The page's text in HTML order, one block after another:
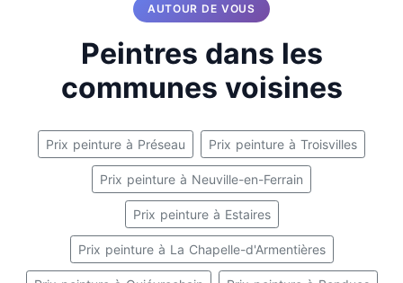
AUTOUR DE VOUS
Peintres dans les
communes voisines
Prix peinture à Préseau Prix peinture à Troisvilles
Prix peinture à Neuville-en-Ferrain
Prix peinture à Estaires
Prix peinture à La Chapelle-d'Armentières